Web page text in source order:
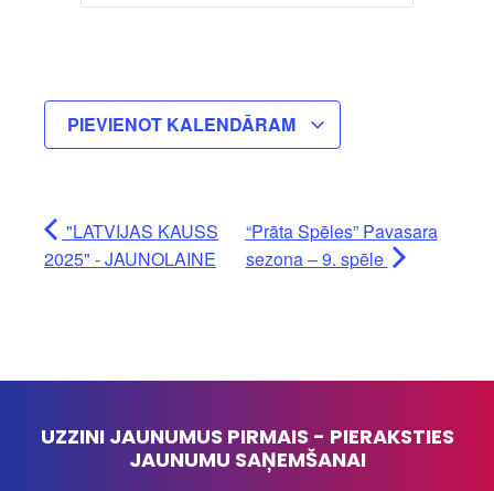
PIEVIENOT KALENDĀRAM
"LATVIJAS KAUSS
2025" - JAUNOLAINE
“Prāta Spēles” Pavasara
sezona – 9. spēle
UZZINI JAUNUMUS PIRMAIS - PIERAKSTIES
JAUNUMU SAŅEMŠANAI